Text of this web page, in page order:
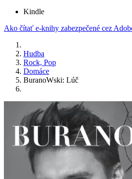
Kindle
Ako čítať e-knihy zabezpečené cez
Hudba
Rock, Pop
Domáce
BuranoWski: Lúč